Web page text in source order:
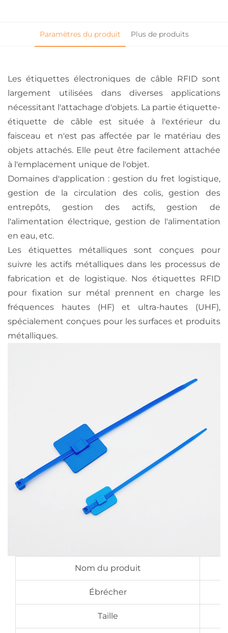
Paramètres du produit Plus de produits
Les étiquettes électroniques de câble RFID sont
largement utilisées dans diverses applications
nécessitant l'attachage d'objets. La partie étiquette-
étiquette de câble est située à l'extérieur du
faisceau et n'est pas affectée par le matériau des
objets attachés. Elle peut être facilement attachée
à l'emplacement unique de l'objet.
Domaines d'application : gestion du fret logistique,
gestion de la circulation des colis, gestion des
entrepôts, gestion des actifs, gestion de
l'alimentation électrique, gestion de l'alimentation
en eau, etc.
Les étiquettes métalliques sont conçues pour
suivre les actifs métalliques dans les processus de
fabrication et de logistique. Nos étiquettes RFID
pour fixation sur métal prennent en charge les
fréquences hautes (HF) et ultra-hautes (UHF),
spécialement conçues pour les surfaces et produits
métalliques.
Nom du produit
Ébrécher
Taille